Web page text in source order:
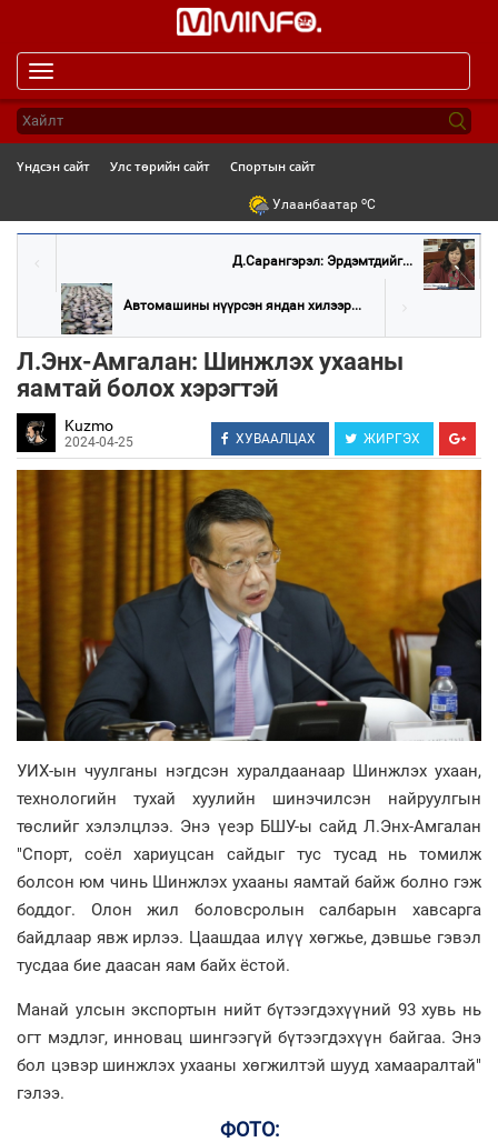
navigation
Үндсэн сайт Улс төрийн сайт Спортын сайт
Улаанбаатар oC
Д.Сарангэрэл: Эрдэмтдийг...
Автомашины нүүрсэн яндан хилээр...
Л.Энх-Амгалан: Шинжлэх ухааны
яамтай болох хэрэгтэй
Kuzmo
2024-04-25 ХУВААЛЦАХ ЖИРГЭХ
УИХ-ын чуулганы нэгдсэн хуралдаанаар Шинжлэх ухаан,
технологийн тухай хуулийн шинэчилсэн найруулгын
төслийг хэлэлцлээ. Энэ үеэр БШУ-ы сайд Л.Энх-Амгалан
"Спорт, соёл хариуцсан сайдыг тус тусад нь томилж
болсон юм чинь Шинжлэх ухааны яамтай байж болно гэж
боддог. Олон жил боловсролын салбарын хавсарга
байдлаар явж ирлээ. Цаашдаа илүү хөгжье, дэвшье гэвэл
тусдаа бие даасан яам байх ёстой.
Манай улсын экспортын нийт бүтээгдэхүүний 93 хувь нь
огт мэдлэг, инновац шингээгүй бүтээгдэхүүн байгаа. Энэ
бол цэвэр шинжлэх ухааны хөгжилтэй шууд хамааралтай"
гэлээ.
ФОТО: